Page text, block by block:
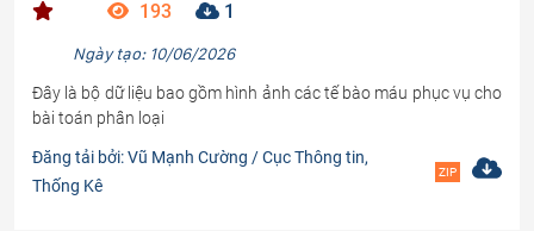
193 1
Ngày tạo: 10/06/2026
Đây là bộ dữ liệu bao gồm hình ảnh các tế bào máu phục vụ cho
bài toán phân loại
Đăng tải bởi: Vũ Mạnh Cường / Cục Thông tin,
Thống Kê
ZIP